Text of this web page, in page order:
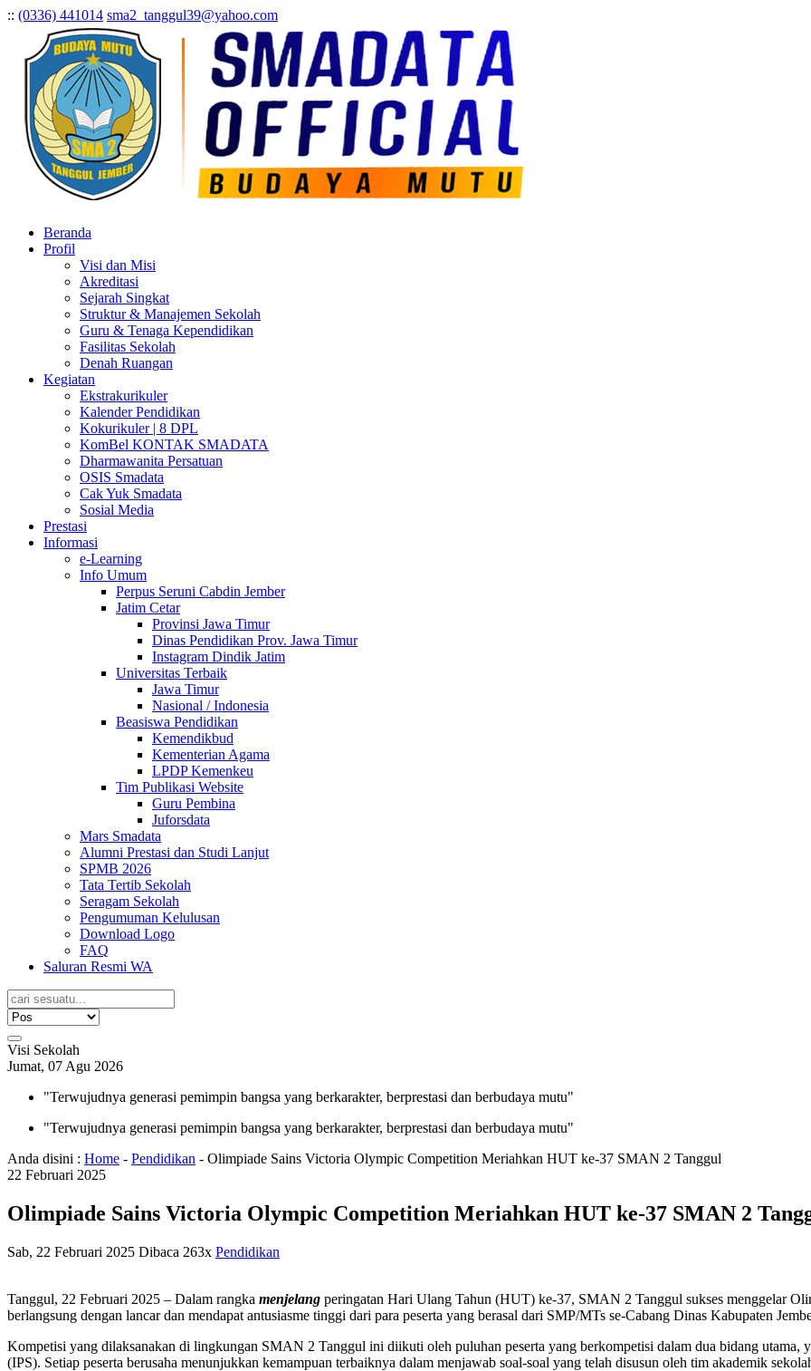
:: (0336) 441014 sma2_tanggul39@yahoo.com
Beranda
Profil
Visi dan Misi
Akreditasi
Sejarah Singkat
Struktur & Manajemen Sekolah
Guru & Tenaga Kependidikan
Fasilitas Sekolah
Denah Ruangan
Kegiatan
Ekstrakurikuler
Kalender Pendidikan
Kokurikuler | 8 DPL
KomBel KONTAK SMADATA
Dharmawanita Persatuan
OSIS Smadata
Cak Yuk Smadata
Sosial Media
Prestasi
Informasi
e-Learning
Info Umum
Perpus Seruni Cabdin Jember
Jatim Cetar
Provinsi Jawa Timur
Dinas Pendidikan Prov. Jawa Timur
Instagram Dindik Jatim
Universitas Terbaik
Jawa Timur
Nasional / Indonesia
Beasiswa Pendidikan
Kemendikbud
Kementerian Agama
LPDP Kemenkeu
Tim Publikasi Website
Guru Pembina
Juforsdata
Mars Smadata
Alumni Prestasi dan Studi Lanjut
SPMB 2026
Tata Tertib Sekolah
Seragam Sekolah
Pengumuman Kelulusan
Download Logo
FAQ
Saluran Resmi WA
Visi Sekolah
Jumat, 07 Agu 2026
"Terwujudnya generasi pemimpin bangsa yang berkarakter, berprestasi dan berbudaya mutu"
"Terwujudnya generasi pemimpin bangsa yang berkarakter, berprestasi dan berbudaya mutu"
Anda disini : Home - Pendidikan - Olimpiade Sains Victoria Olympic Competition Meriahkan HUT ke-37 SMAN 2 Tanggul
22 Februari 2025
Olimpiade Sains Victoria Olympic Competition Meriahkan HUT ke-37 SMAN 2
Sab, 22 Februari 2025 Dibaca 263x Pendidikan
Tanggul, 22 Februari 2025 – Dalam rangka menjelang peringatan Hari Ulang Tahun (HUT) ke-37, SMAN 2 Tanggul sukses menggelar
berlangsung dengan lancar dan mendapat antusiasme tinggi dari para peserta yang berasal dari SMP/MTs se-Cabang Dinas Kabupaten
Kompetisi yang dilaksanakan di lingkungan SMAN 2 Tanggul ini diikuti oleh puluhan peserta yang berkompetisi dalam dua bidang utama,
(IPS). Setiap peserta berusaha menunjukkan kemampuan terbaiknya dalam menjawab soal-soal yang telah disusun oleh tim akademik